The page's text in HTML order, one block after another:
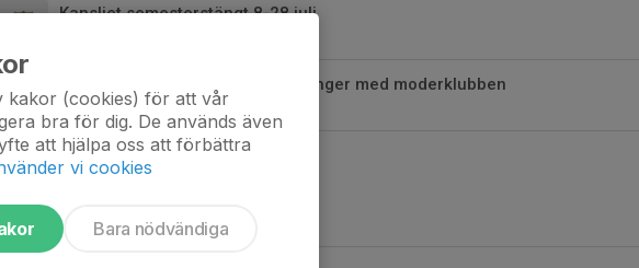
Kansliet semesterstängt 8-28 juli
Till slut- försvarsgeneralen förlänger med moderklubben
4 jul, 09:00
kakor (cookies) för att vår
bra för dig. De används även
att hjälpa oss att förbättra
vi cookies
Bara nödvändiga